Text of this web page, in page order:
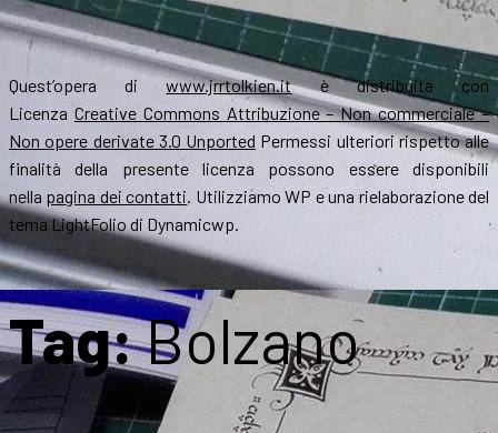
Quest’opera diwww.jrrtolkien.itè distribuita con
Licenza Creative Commons Attribuzione – Non commerciale –
Non opere derivate 3.0 Unported Permessi ulteriori rispetto alle
finalità della presente licenza possono essere disponibili
nella pagina dei contatti. Utilizziamo WP e una rielaborazione del
tema LightFolio di Dynamicwp.
Tag:Bolzano